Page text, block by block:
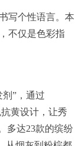
写个性语言。本
不仅是色彩指
”，通过
黄设计，让秀
多达23款的缤纷